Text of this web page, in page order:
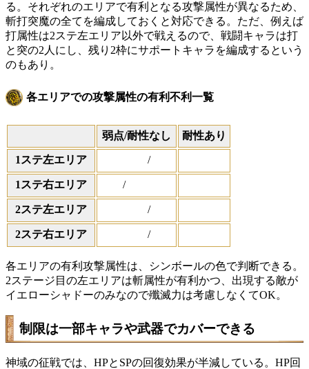
る。それぞれのエリアで有利となる攻撃属性が異なるため、
斬打突魔の全てを編成しておくと対応できる。ただ、例えば
打属性は2ステ左エリア以外で戦えるので、戦闘キャラは打
と突の2人にし、残り2枠にサポートキャラを編成するという
のもあり。
各エリアでの攻撃属性の有利不利一覧
弱点/耐性なし 耐性あり
1ステ左エリア /
1ステ右エリア /
2ステ左エリア /
2ステ右エリア /
各エリアの有利攻撃属性は、シンボールの色で判断できる。
2ステージ目の左エリアは斬属性が有利かつ、出現する敵が
イエローシャドーのみなので殲滅力は考慮しなくてOK。
制限は一部キャラや武器でカバーできる
神域の征戦では、HPとSPの回復効果が半減している。HP回